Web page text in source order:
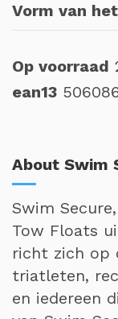
Vorm van
Op voorraad
ean13
About Swim
Swim
Tow Floats
richt zich op
triatleten,
en iedereen